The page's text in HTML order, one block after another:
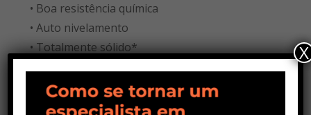
• Boa resistência química
• Auto nivelamento
• Totalmente sólido*
X